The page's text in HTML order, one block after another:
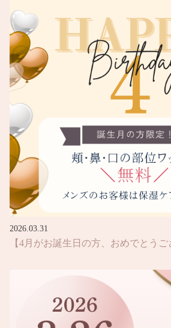
2026.03.31
【4月がお誕生日の方、おめでとうご